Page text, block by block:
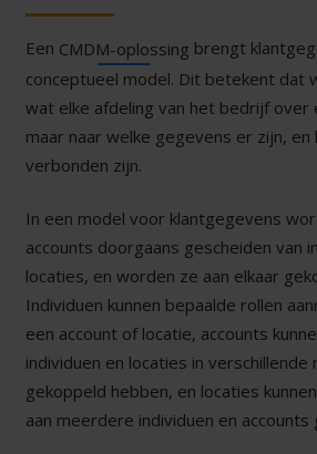
Een CMDM-oplossing brengt
conceptueel model. Dit betekent dat
wat elke afdeling van het bedrijf over
maar naar welke gegevens er zijn,
verbonden zijn.
In een model voor klantgegevens
accounts doorgaans gescheiden van
locaties, en worden ze aan elkaar
Individuen kunnen bepaalde rollen
een account of locatie, accounts
individuen en locaties in verschillende
gekoppeld hebben, en locaties
aan meerdere individuen en accounts